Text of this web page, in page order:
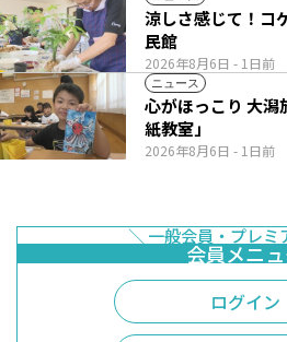
2026年8月6日 - 1日前
涼しさ感じて！コ
民館
ニュース
2026年8月6日 - 1日前
心がほっこり 大潟
紙教室」
ログイン